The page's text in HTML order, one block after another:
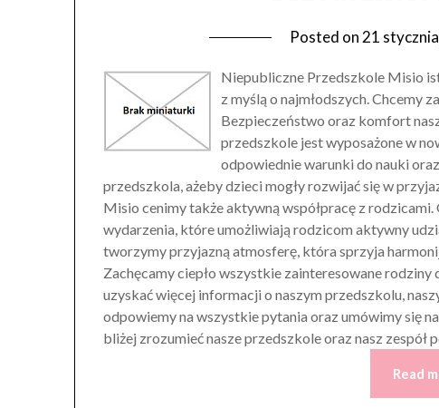
Posted on 21
Niepubliczne Przedszkole Misio
z myślą o najmłodszych. Chcemy
Bezpieczeństwo oraz komfort
przedszkole jest wyposażone w
odpowiednie warunki do nauki
przedszkola, ażeby dzieci mogły rozwijać się w
Misio cenimy także aktywną współpracę z
wydarzenia, które umożliwiają rodzicom aktywny
tworzymy przyjazną atmosferę, która sprzyja
Zachęcamy ciepło wszystkie zainteresowane
uzyskać więcej informacji o naszym przedszkolu,
odpowiemy na wszystkie pytania oraz umówimy się
bliżej zrozumieć nasze przedszkole oraz nasz zespół
Read